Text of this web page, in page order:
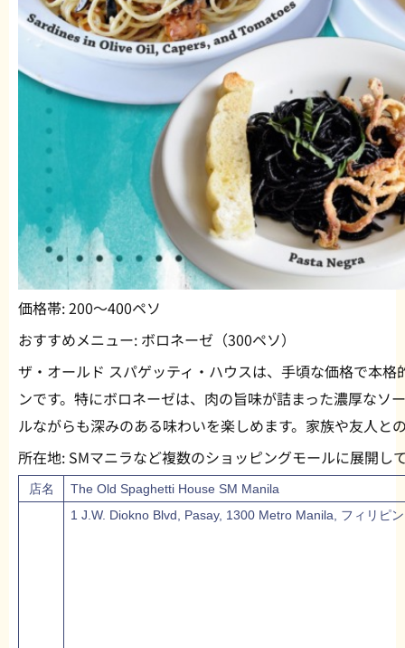
価格帯:200〜400ペソ
おすすめメニュー: ボロネーゼ（300ペソ）
ザ・オールド スパゲッティ・ハウスは、手頃な価格で本
ンです。特にボロネーゼは、肉の旨味が詰まった濃厚なソ
ルながらも深みのある味わいを楽しめます。家族や友人と
所在地: SMマニラなど複数のショッピングモールに展開し
店名 The Old Spaghetti House SM Manila
1 J.W. Diokno Blvd, Pasay, 1300 Metro Manila, フィリピン